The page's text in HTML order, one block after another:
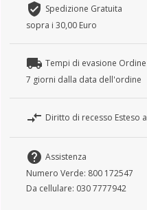
verified_user Spedizione Gratuita
sopra i 30,00 Euro
local_shipping Tempi di evasione Ordine
7 giorni dalla data dell'ordine
compare_arrows Diritto di recesso Esteso
help Assistenza
Numero Verde: 800 172547
Da cellulare: 030 7777942